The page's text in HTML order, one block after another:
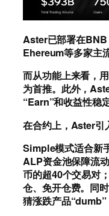
Aster已部署在
Ehereum等多家主
而从功能上来看，
为首推。此外，
“Earn”和收益性稳
在合约上，Aster引
Simple模式适合新
ALP资金池保障流
币的超40个交易对
仓、免开仓费。同
猜涨跌产品“dumb”